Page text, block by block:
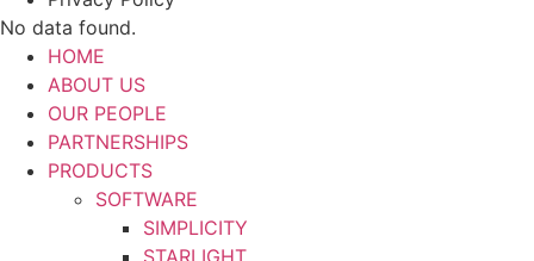
No data found.
HOME
ABOUT US
OUR PEOPLE
PARTNERSHIPS
PRODUCTS
SOFTWARE
SIMPLICITY